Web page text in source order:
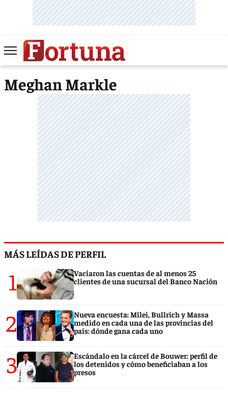
Meghan Markle
MÁS LEÍDAS DE PERFIL
1
Vaciaron las cuentas de al menos 25
clientes de una sucursal del Banco Nación
2
Nueva encuesta: Milei, Bullrich y Massa
medido en cada una de las provincias del
país: dónde gana cada uno
3
Escándalo en la cárcel de Bouwer: perfil de
los detenidos y cómo beneficiaban a los
presos